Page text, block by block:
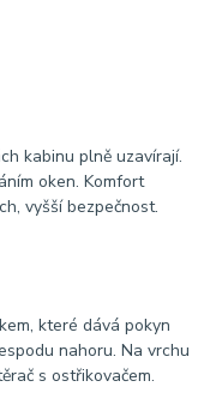
kabinu plně uzavírají.
oken. Komfort
vyšší bezpečnost.
které dává pokyn
nahoru. Na vrchu
s ostřikovačem.